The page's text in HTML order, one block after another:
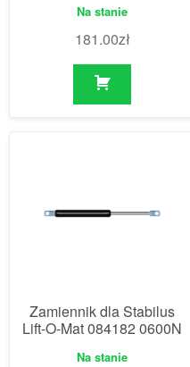
Na stanie
181.00zł
Zamiennik dla Stabilus
Lift-O-Mat 084182 0600N
Na stanie